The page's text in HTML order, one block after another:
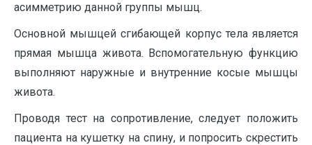
асимметрию данной группы мышц.
Основной мышцей сгибающей корпус тела является
прямая мышца живота. Вспомогательную функцию
выполняют наружные и внутренние косые мышцы
живота.
Проводя тест на сопротивление, следует положить
пациента на кушетку на спину, и попросить скрестить